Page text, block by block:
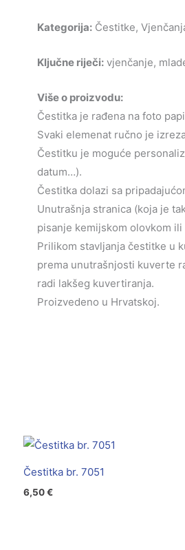
Kategorija: Čestitke,
Ključne riječi: vjenčanje,
Više o proizvodu:
Čestitka je rađena na foto
Svaki elemenat ručno je
Čestitku je moguće
datum…).
Čestitka dolazi sa
Unutrašnja stranica (koja je
pisanje kemijskom olovkom
Prilikom stavljanja čestitke u
prema unutrašnjosti kuverte
radi lakšeg kuvertiranja.
Proizvedeno u Hrvatskoj.
Čestitka br. 7051
6,50€